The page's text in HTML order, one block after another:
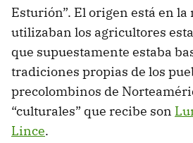
Esturión”. El origen está en
utilizaban los agricultores
que supuestamente estaba
tradiciones propias de los
precolombinos de
“culturales” que recibe son
Lince.